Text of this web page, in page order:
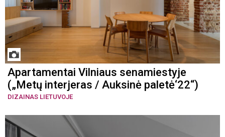
Apartamentai Vilniaus senamiestyje
(„Metų interjeras / Auksinė paletė‘22“)
DIZAINAS LIETUVOJE